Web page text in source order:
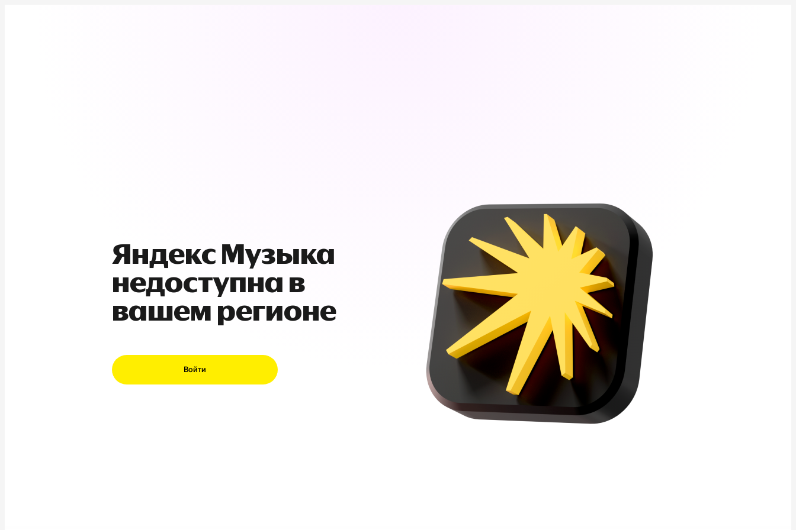
Яндекс Музыка
недоступна в
вашем регионе
Войти